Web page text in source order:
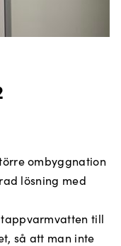
ombyggnation
lösning med
till
så att man inte